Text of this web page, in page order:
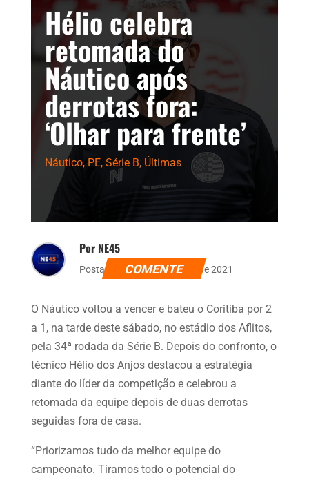
Hélio celebra
retomada do
Náutico após
derrotas fora:
‘Olhar para frente’
Náutico, PE, Série B, Últimas
Por NE45
Postado dia 5 de novembro de 2021
COMENTE
O Náutico voltou a vencer e bateu o Coritiba por 2
a 1, na tarde deste sábado, no estádio dos Aflitos,
pela 34ª rodada da Série B. Depois do confronto, o
técnico Hélio dos Anjos destacou a estratégia
diante do líder da competição e celebrou a
retomada da equipe depois de duas derrotas
seguidas fora de casa.
“Priorizamos tudo da melhor equipe do
campeonato. Tiramos todo o potencial do